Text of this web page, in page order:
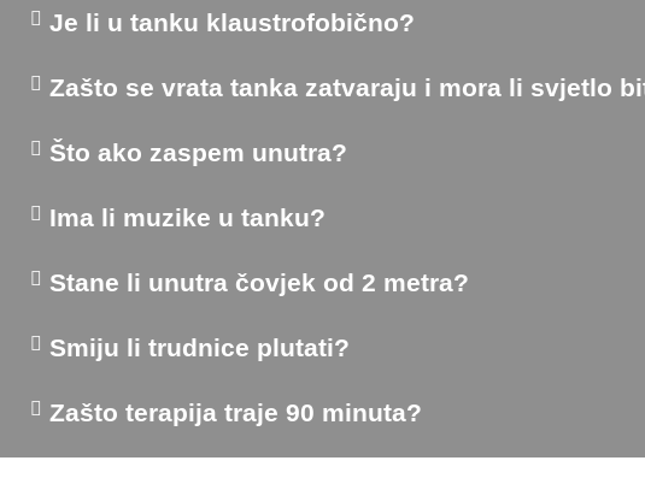
Je li u tanku klaustrofobično?
Zašto se vrata tanka zatvaraju i mora li svjetlo
Što ako zaspem unutra?
Ima li muzike u tanku?
Stane li unutra čovjek od 2 metra?
Smiju li trudnice plutati?
Zašto terapija traje 90 minuta?